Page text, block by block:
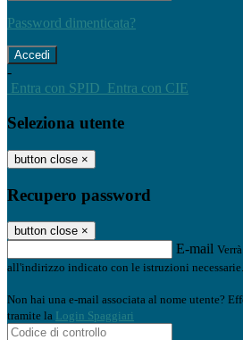
Password dimenticata?
-
Entra con SPID Entra con CIE
Seleziona utente
button close ×
Recupero password
button close ×
E-mail
all'indirizzo indicato con le istruzioni necessarie.
Non hai una e-mail associata al nome utente?
tramite la Login Spaggiari